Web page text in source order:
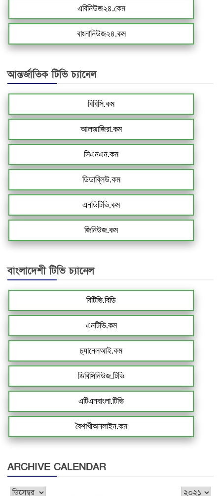
এবিনিউজ২৪.কেম
বাংলানিউজ২৪.কম
আন্তর্জাতিক টিভি চ্যানেল
বিবিসি.কম
আলজাজিরা.কম
সিএনএন.কম
ডিডাব্লিউ.কম
এনডিটিভি.কম
জিনিউজ.কম
বাংলাদেশী টিভি চ্যানেল
বিটিভি.বিডি
এনটিভি.কম
চ্যানেলআই.কম
ডিবিসিনিউজ.টিভি
এটিএনবাংলা.টিভি
বৈশাখীঅনলাইন.কম
ARCHIVE CALENDAR